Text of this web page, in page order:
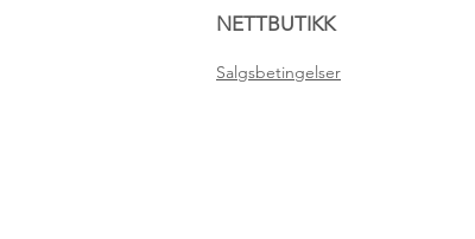
NETTBUTIKK
Salgsbetingelser